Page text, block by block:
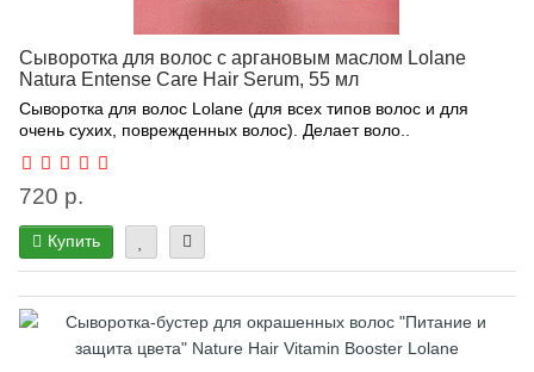
Сыворотка для волос с аргановым маслом Lolane
Natura Entense Care Hair Serum, 55 мл
Сыворотка для волос Lolane (для всех типов волос и для
очень сухих, поврежденных волос). Делает воло..
720 р.
Купить